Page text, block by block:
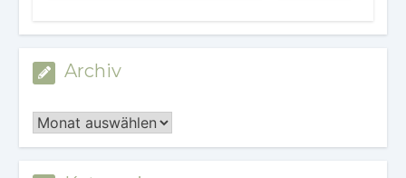
Archiv
Archiv